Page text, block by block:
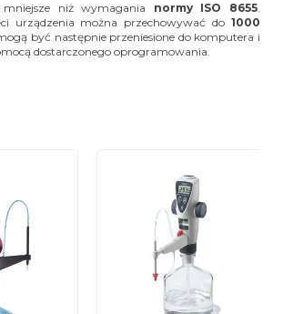
mniejsze niż wymagania normy ISO 8655.
urządzenia można przechowywać do 1000
być następnie przeniesione do komputera i
dostarczonego oprogramowania.